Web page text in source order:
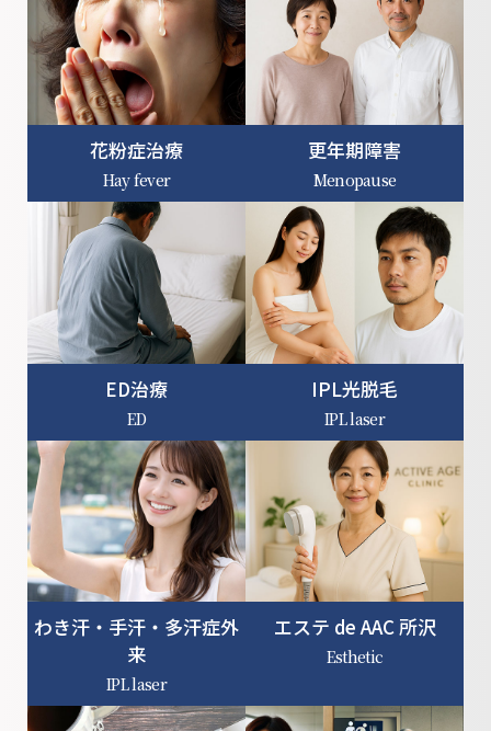
花粉症治療
Hay fever
更年期障害
Menopause
ED治療
ED
IPL光脱毛
IPL laser
わき汗・手汗・多汗症外
来
IPL laser
エステ de AAC 所沢
Esthetic